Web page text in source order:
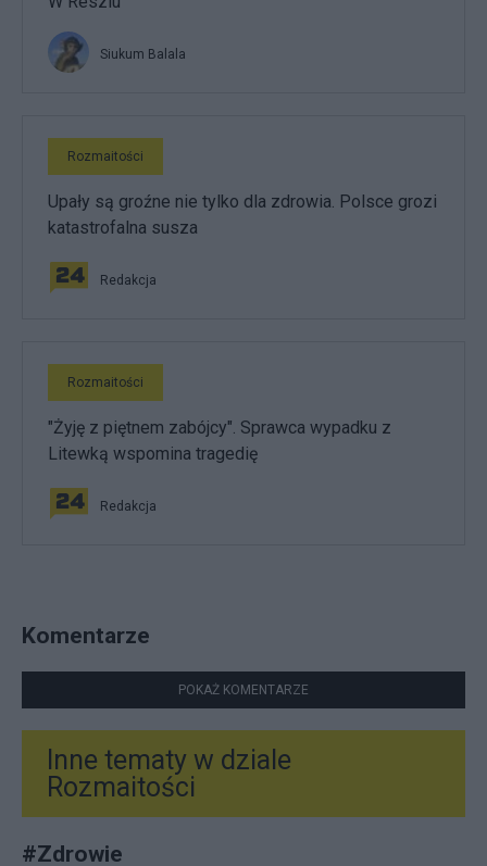
Siukum Balala
Rozmaitości
Upały są groźne nie tylko dla zdrowia. Polsce grozi
katastrofalna susza
Redakcja
Rozmaitości
"Żyję z piętnem zabójcy". Sprawca wypadku z
Litewką wspomina tragedię
Redakcja
Komentarze
POKAŻ KOMENTARZE
Inne tematy w dziale
Rozmaitości
#Zdrowie